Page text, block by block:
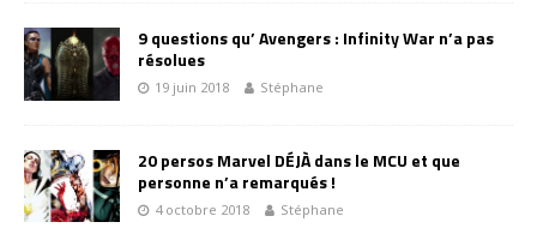
9 questions qu’ Avengers : Infinity War n’a pas
résolues
19 juin 2018 Stéphane
20 persos Marvel DÉJÀ dans le MCU et que
personne n’a remarqués !
4 octobre 2018 Stéphane